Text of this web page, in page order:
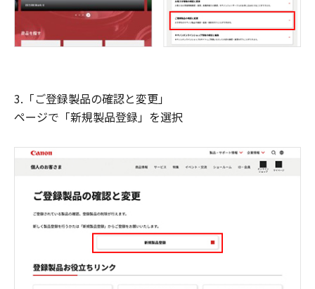
3.「ご登録製品の確認と変更」
ページで「新規製品登録」を選択